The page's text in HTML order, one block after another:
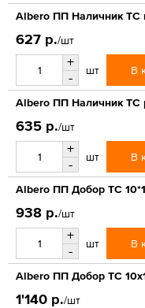
Albero ПП Наличник ТС
627 р./шт
+
-
шт В
Albero ПП Наличник ТС
635 р./шт
+
-
шт В
Albero ПП Добор ТС
938 р./шт
+
-
шт В
Albero ПП Добор ТС
1'140 р./шт